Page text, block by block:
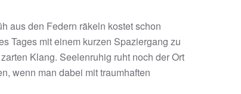
aus den Federn räkeln kostet schon
Tages mit einem kurzen Spaziergang zu
Klang. Seelenruhig ruht noch der Ort
wenn man dabei mit traumhaften